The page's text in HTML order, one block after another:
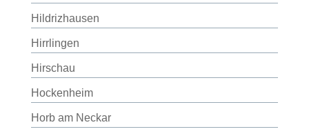
Hildrizhausen
Hirrlingen
Hirschau
Hockenheim
Horb am Neckar